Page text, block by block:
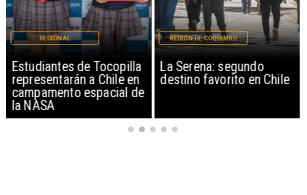
Estudiantes de Tocopilla
representarán a Chile en
campamento espacial de
la NASA
REGIONAL
La Serena: segundo
destino favorito en Chile
REGIÓN DE COQUIMBO